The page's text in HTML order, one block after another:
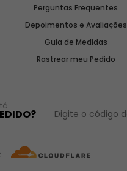
Perguntas Frequentes
Depoimentos e Avaliações
Guia de Medidas
Rastrear meu Pedido